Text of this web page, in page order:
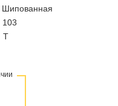
Шипованная
103
T